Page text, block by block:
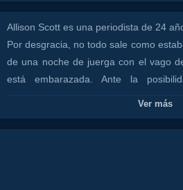
Allison Scott es una periodista de 24
Por desgracia, no todo sale como
de una noche de juerga con el vago
está embarazada. Ante la
crecer, se da cuent a de que debe
Ver más